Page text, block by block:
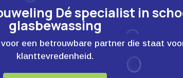
Dé specialist in
glasbewassing
een betrouwbare partner die staat
klanttevredenheid.